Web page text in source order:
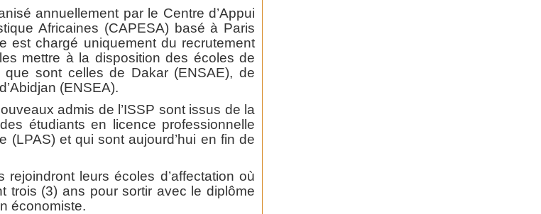
annuellement par le Centre d’Appui
Africaines (CAPESA) basé à Paris
est chargé uniquement du recrutement
mettre à la disposition des écoles de
que sont celles de Dakar (ENSAE), de
(ENSEA).
admis de l’ISSP sont issus de la
étudiants en licence professionnelle
(LPAS) et qui sont aujourd’hui en fin de
rejoindront leurs écoles d’affectation où
trois (3) ans pour sortir avec le diplôme
économiste.